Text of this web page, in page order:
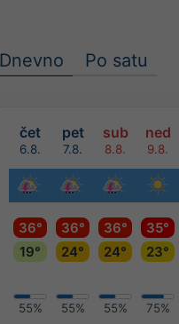
Dnevno Po satu
čet pet sub ned
6.8. 7.8. 8.8. 9.8.
36° 36° 36°
35°
19°
24° 24° 23°
55% 55% 55% 75%